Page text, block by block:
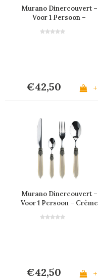
Murano Dinercouvert –
Voor 1 Persoon –
€42,50 +
Murano Dinercouvert –
Voor 1 Persoon – Crème
€42,50 +